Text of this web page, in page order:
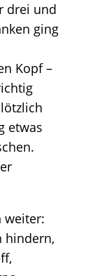
drei und
ging
Kopf –
etwas
weiter:
hindern,